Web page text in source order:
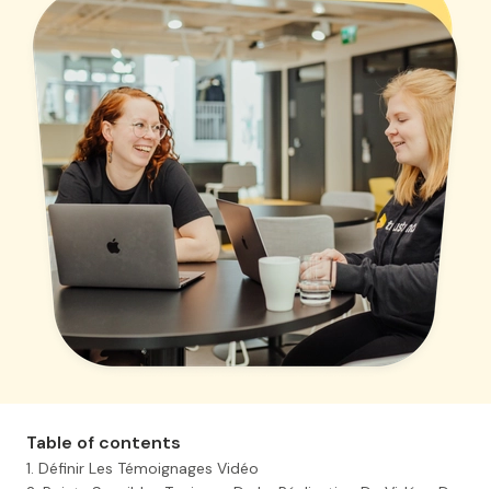
Table of contents
1. Définir Les Témoignages Vidéo